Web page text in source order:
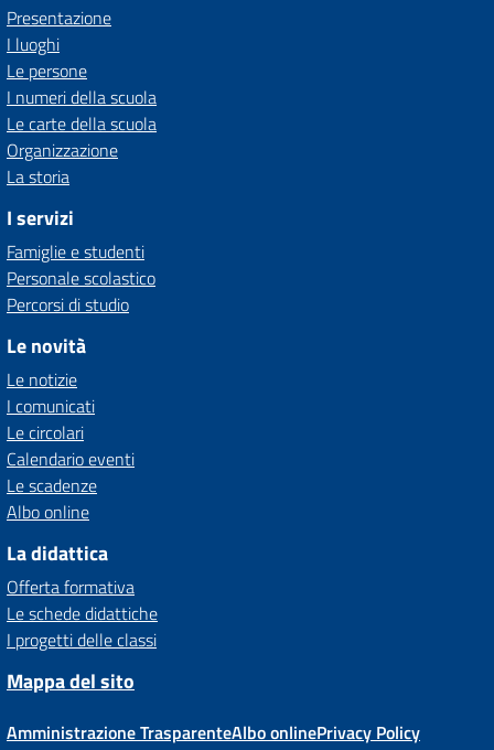
Presentazione
I luoghi
Le persone
I numeri della scuola
Le carte della scuola
Organizzazione
La storia
I servizi
Famiglie e studenti
Personale scolastico
Percorsi di studio
Le novità
Le notizie
I comunicati
Le circolari
Calendario eventi
Le scadenze
Albo online
La didattica
Offerta formativa
Le schede didattiche
I progetti delle classi
Mappa del sito
Amministrazione TrasparenteAlbo onlinePrivacy Policy